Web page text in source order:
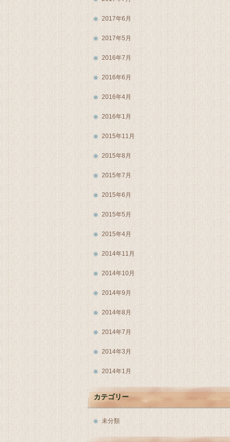
2017年6月
2017年5月
2016年7月
2016年6月
2016年4月
2016年1月
2015年11月
2015年8月
2015年7月
2015年6月
2015年5月
2015年4月
2014年11月
2014年10月
2014年9月
2014年8月
2014年7月
2014年3月
2014年1月
カテゴリー
未分類